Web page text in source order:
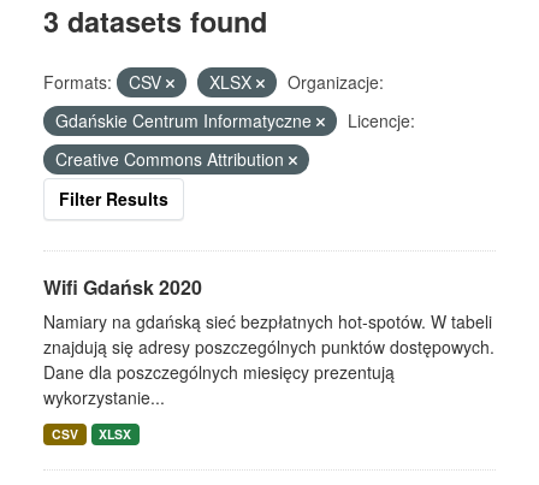
3 datasets found
Formats: CSV XLSX
Organizacje:
Gdańskie Centrum Informatyczne
Licencje:
Creative Commons Attribution
Filter Results
Wifi Gdańsk 2020
Namiary na gdańską sieć bezpłatnych hot-spotów. W tabeli
znajdują się adresy poszczególnych punktów dostępowych.
Dane dla poszczególnych miesięcy prezentują
wykorzystanie...
CSV XLSX